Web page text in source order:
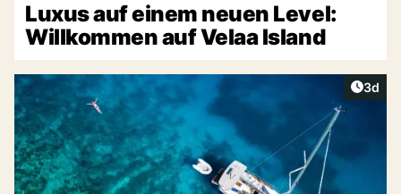
Luxus auf einem neuen Level:
Willkommen auf Velaa Island
3d